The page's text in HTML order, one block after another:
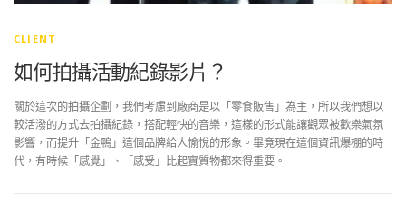
CLIENT
如何拍攝活動紀錄影片？
關於這次的拍攝企劃，我們考慮到廠商是以「零食販售」為主，所以我們想以
較活潑的方式去拍攝紀錄，搭配輕快的音樂，這樣的形式能讓觀眾被歡樂氣氛
影響，而提升「金鴨」這個品牌給人愉悅的形象。畢竟現在這個資訊爆棚的時
代，有時候「感覺」、「感受」比起實質物都來得重要。